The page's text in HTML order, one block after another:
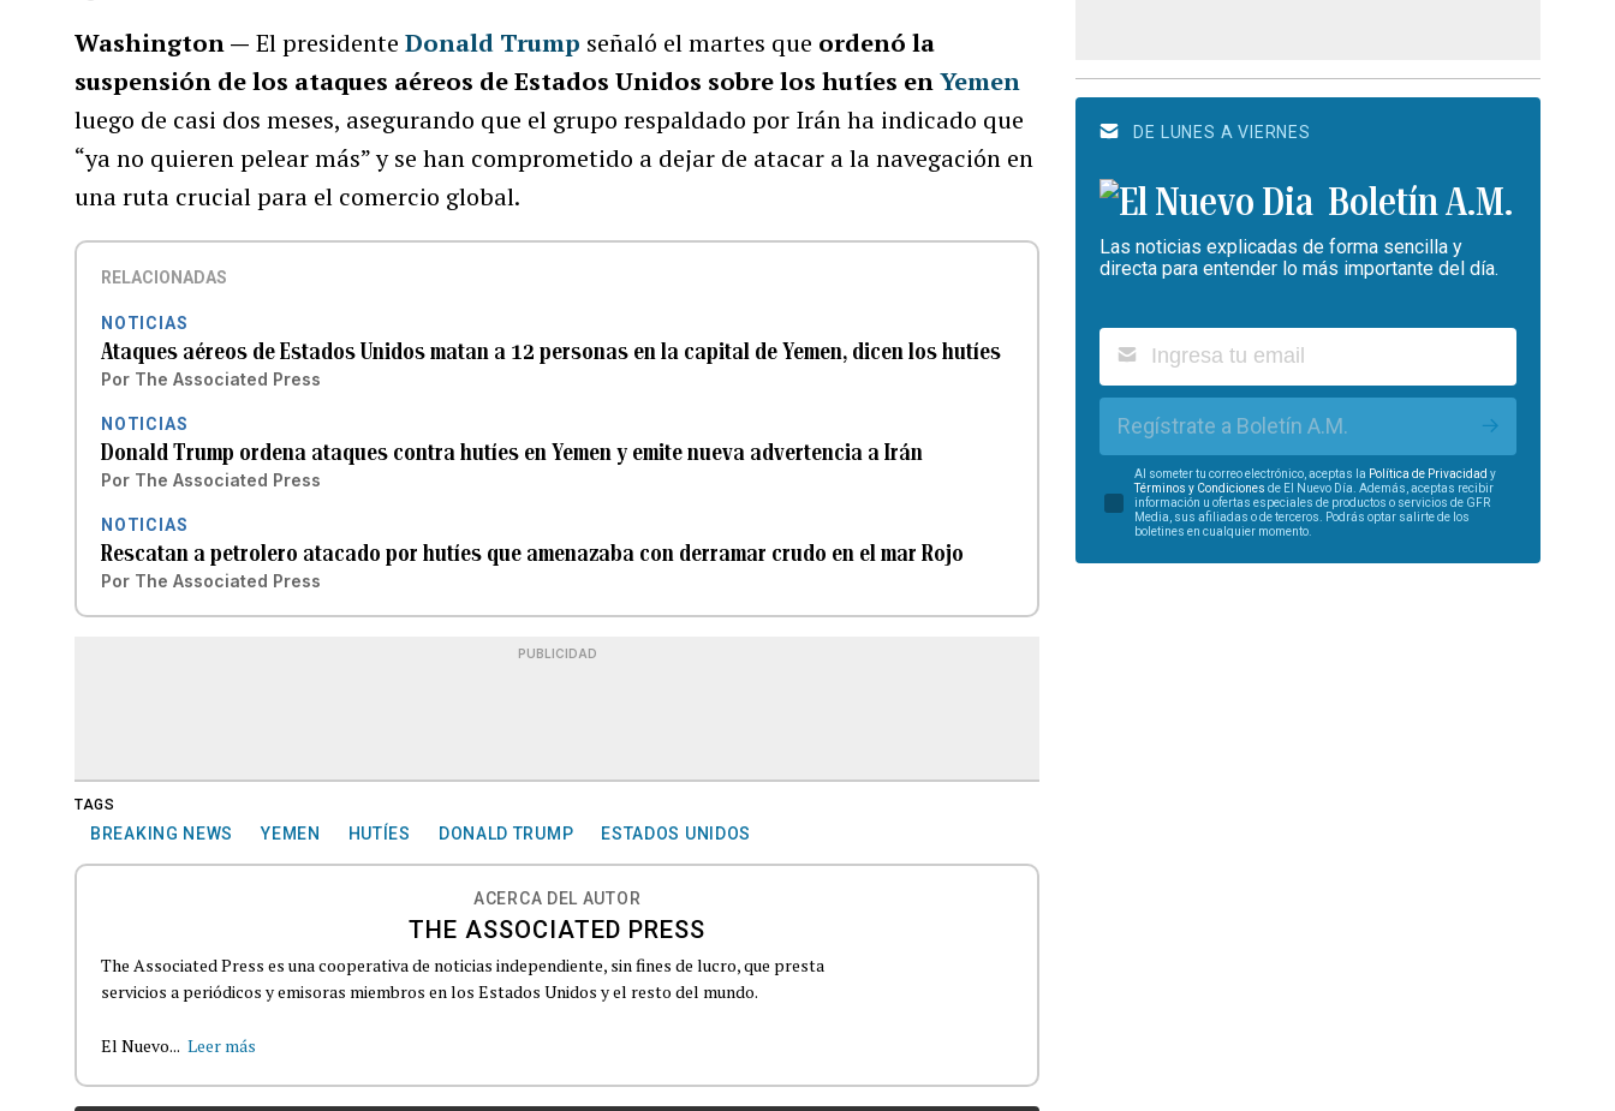
Washington — El presidenteDonald Trump señaló el martes que ordenó la
suspensión de los ataques aéreos de Estados Unidos sobre los hutíes enYemen
luego de casi dos meses, asegurando que el grupo respaldado por Irán ha indicado que
“ya no quieren pelear más” y se han comprometido a dejar de atacar a la navegación en
una ruta crucial para el comercio global.
RELACIONADAS
NOTICIAS
Ataques aéreos de Estados Unidos matan a 12 personas en la capital de Yemen, dicen los hutíes
Por The Associated Press
NOTICIAS
Donald Trump ordena ataques contra hutíes en Yemen y emite nueva advertencia a Irán
Por The Associated Press
NOTICIAS
Rescatan a petrolero atacado por hutíes que amenazaba con derramar crudo en el mar Rojo
Por The Associated Press
PUBLICIDAD
TAGS
BREAKING NEWS YEMEN HUTÍES DONALD TRUMP ESTADOS UNIDOS
ACERCA DEL AUTOR
THE ASSOCIATED PRESS
The Associated Press es una cooperativa de noticias independiente, sin fines de lucro, que presta
servicios a periódicos y emisoras miembros en los Estados Unidos y el resto del mundo.
El Nuevo... Leer más
DE LUNES A VIERNES
Boletín A.M.
Las noticias explicadas de forma sencilla y
directa para entender lo más importante del día.
Regístrate a Boletín A.M.
Al someter tu correo electrónico, aceptas la Política de Privacidad y
Términos y Condiciones de El Nuevo Día. Además, aceptas recibir
información u ofertas especiales de productos o servicios de GFR
Media, sus afiliadas o de terceros. Podrás optar salirte de los
boletines en cualquier momento.